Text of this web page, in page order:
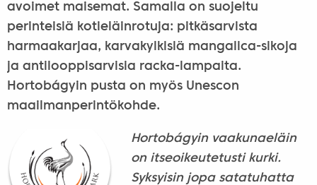
avoimet maisemat. Samalla on suojeltu
perinteisiä kotieläinrotuja: pitkäsarvista
harmaakarjaa, karvakylkisiä mangalica-sikoja
ja antilooppisarvisia racka-lampaita.
Hortobágyin pusta on myös Unescon
maailmanperintökohde.
Hortobágyin vaakunaeläin
on itseoikeutetusti kurki.
Syksyisin jopa satatuhatta